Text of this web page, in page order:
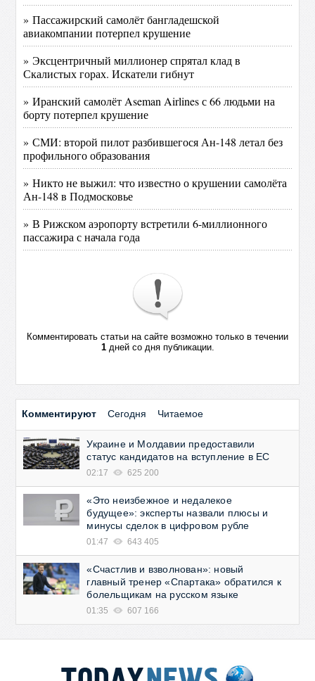
» Пассажирский самолёт бангладешской
авиакомпании потерпел крушение
» Эксцентричный миллионер спрятал клад в
Скалистых горах. Искатели гибнут
» Иранский самолёт Aseman Airlines с 66 людьми на
борту потерпел крушение
» СМИ: второй пилот разбившегося Ан-148 летал без
профильного образования
» Никто не выжил: что известно о крушении самолёта
Ан-148 в Подмосковье
» В Рижском аэропорту встретили 6-миллионного
пассажира с начала года
Комментировать статьи на сайте возможно только в течении
1дней со дня публикации.
Комментируют Сегодня Читаемое
Украине и Молдавии предоставили
статус кандидатов на вступление в ЕС
02:17 625 200
«Это неизбежное и недалекое
будущее»: эксперты назвали плюсы и
минусы сделок в цифровом рубле
01:47 643 405
«Счастлив и взволнован»: новый
главный тренер «Спартака» обратился к
болельщикам на русском языке
01:35 607 166